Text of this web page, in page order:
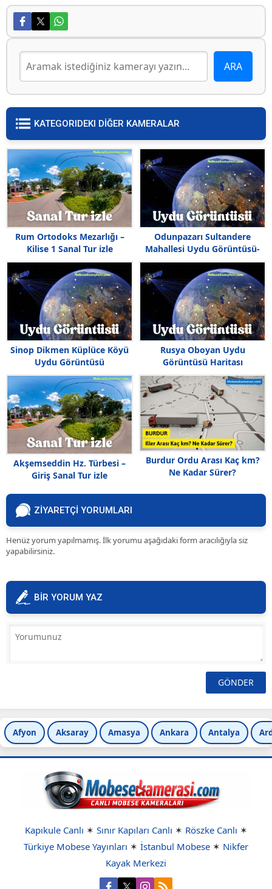
KATEGORIDEKI DİĞER KAMERALAR
Rum Ortodoks Mezarlığı –
Kilise 1 Sanal Tur izle
Odunpazarı Sultandere
Mahallesi Uydu Görüntüsü-
Haritası,Sultandere Nerede
Sinop Dikmen Küplüce Köyü
Uydu Görüntüsü
Rusya Oboyan Uydu
Görüntüsü Haritası
Akşemseddin Hz. Türbesi –
Giriş Sanal Tur izle
Burdur Ordu Arası Kaç km?
Ne Kadar Sürer?
ZİYARETÇİ YORUMLARI
Henüz yorum yapılmamış. İlk yorumu aşağıdaki form aracılığıyla siz
yapabilirsiniz.
BİR YORUM YAZ
Afyon Aksaray Amasya Ankara Antalya
Kapıkule Canlı ✶ Sınır Kapıları Canlı ✶ Röszke Canlı ✶
Türkiye Mobese Yayınları ✶ İstanbul Mobese ✶ Nikfer
Kayak Merkezi